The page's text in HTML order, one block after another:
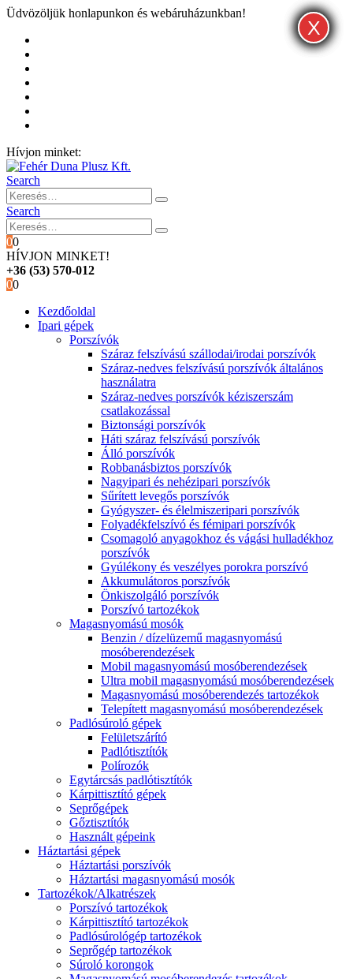
Üdvözöljük honlapunkon és webáruházunkban!
Hívjon minket:
Search
Search
00
HÍVJON MINKET!
+36 (53) 570-012
00
Kezdőoldal
Ipari gépek
Porszívók
Száraz felszívású szállodai/irodai porszívók
Száraz-nedves felszívású porszívók általános
használatra
Száraz-nedves porszívók kéziszerszám
csatlakozással
Biztonsági porszívók
Háti száraz felszívású porszívók
Álló porszívók
Robbanásbiztos porszívók
Nagyipari és nehézipari porszívók
Sűrített levegős porszívók
Gyógyszer- és élelmiszeripari porszívók
Folyadékfelszívó és fémipari porszívók
Csomagoló anyagokhoz és vágási hulladékhoz
porszívók
Gyúlékony és veszélyes porokra porszívó
Akkumulátoros porszívók
Önkiszolgáló porszívók
Porszívó tartozékok
Magasnyomású mosók
Benzin / dízelüzemű magasnyomású
mosóberendezések
Mobil magasnyomású mosóberendezések
Ultra mobil magasnyomású mosóberendezések
Magasnyomású mosóberendezés tartozékok
Telepített magasnyomású mosóberendezések
Padlósúroló gépek
Felületszárító
Padlótisztítók
Polírozók
Egytárcsás padlótisztítók
Kárpittisztító gépek
Seprőgépek
Gőztisztítók
Használt gépeink
Háztartási gépek
Háztartási porszívók
Háztartási magasnyomású mosók
Tartozékok/Alkatrészek
Porszívó tartozékok
Kárpittisztító tartozékok
Padlósúrológép tartozékok
Seprőgép tartozékok
Súroló korongok
X
X
X